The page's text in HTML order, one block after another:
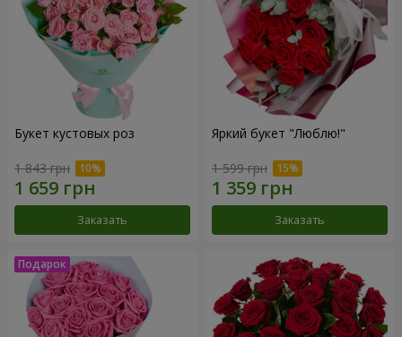
Букет кустовых роз
1 843 грн
Заказать
Яркий букет "Люблю!"
1 599 грн
Заказать